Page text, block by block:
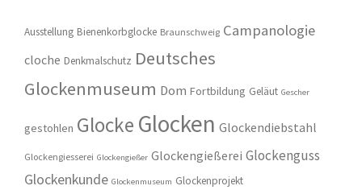
Ausstellung Bienenkorbglocke Braunschweig Campanologie
cloche Denkmalschutz Deutsches
Glockenmuseum Dom Fortbildung Geläut Gescher
gestohlen Glocke Glocken Glockendiebstahl
Glockengiesserei Glockengießer Glockengießerei Glockenguss
Glockenkunde Glockenmuseum Glockenprojekt